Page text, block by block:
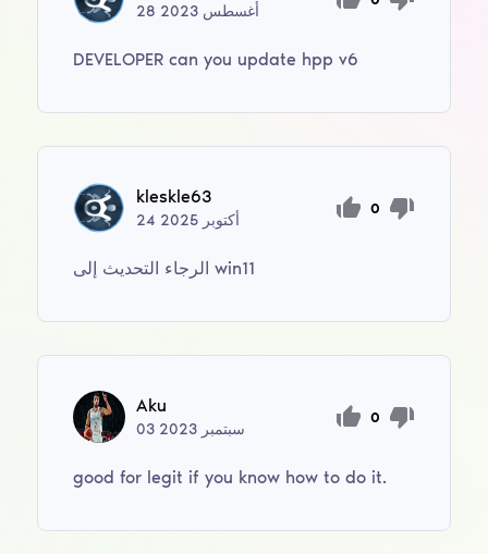
28 أغسطس
DEVELOPER can you update hpp v6
kleskle63
24 أكتوبر
0
الرجاء التحديث إلى win11
Aku
03 سبتمبر
0
good for legit if you know how to do it.